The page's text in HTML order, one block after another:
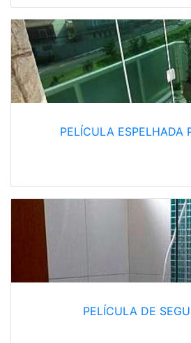
PELÍCULA ESPELHADA
PELÍCULA DE